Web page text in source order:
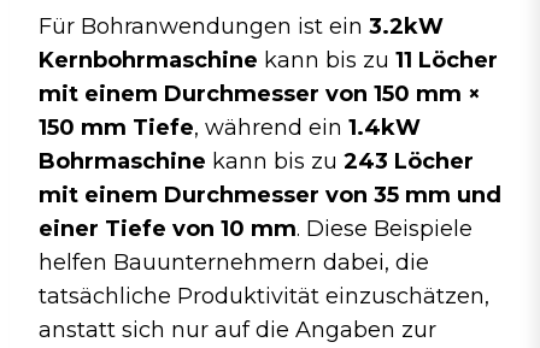
Für Bohranwendungen ist ein 3.2kW
Kernbohrmaschine kann bis zu 11 Löcher
mit einem Durchmesser von 150 mm ×
150 mm Tiefe, während ein 1.4kW
Bohrmaschine kann bis zu 243 Löcher
mit einem Durchmesser von 35 mm und
einer Tiefe von 10 mm. Diese Beispiele
helfen Bauunternehmern dabei, die
tatsächliche Produktivität einzuschätzen,
anstatt sich nur auf die Angaben zur